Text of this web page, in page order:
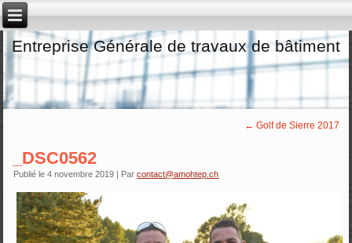
Entreprise Générale de travaux de bâtiment
← Golf de Sierre 2017
_DSC0562
Publié le 4 novembre 2019 | Par contact@amohtep.ch